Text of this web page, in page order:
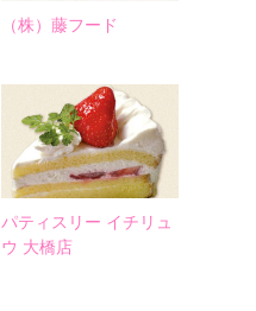
（株）藤フード
パティスリー イチリュ
ウ 大橋店